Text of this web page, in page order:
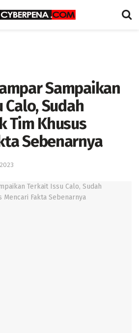
Sampaikan
Sudah
Tim Khusus
Sebenarnya